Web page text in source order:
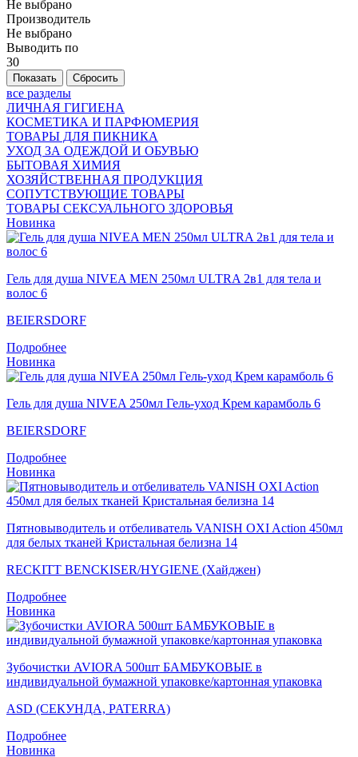
Не выбрано
Производитель
Не выбрано
Выводить по
30
все разделы
ЛИЧНАЯ ГИГИЕНА
КОСМЕТИКА И ПАРФЮМЕРИЯ
ТОВАРЫ ДЛЯ ПИКНИКА
УХОД ЗА ОДЕЖДОЙ И ОБУВЬЮ
БЫТОВАЯ ХИМИЯ
ХОЗЯЙСТВЕННАЯ ПРОДУКЦИЯ
СОПУТСТВУЮЩИЕ ТОВАРЫ
ТОВАРЫ СЕКСУАЛЬНОГО ЗДОРОВЬЯ
Новинка
Гель для душа NIVEA MEN 250мл ULTRA 2в1 для тела и
волос 6
BEIERSDORF
Подробнее
Новинка
Гель для душа NIVEA 250мл Гель-уход Крем карамболь 6
BEIERSDORF
Подробнее
Новинка
Пятновыводитель и отбеливатель VANISH OXI Action 450мл
для белых тканей Кристальная белизна 14
RECKITT BENCKISER/HYGIENE (Хайджен)
Подробнее
Новинка
Зубочистки AVIORA 500шт БАМБУКОВЫЕ в
индивидуальной бумажной упаковке/картонная упаковка
ASD (СЕКУНДА, PATERRA)
Подробнее
Новинка